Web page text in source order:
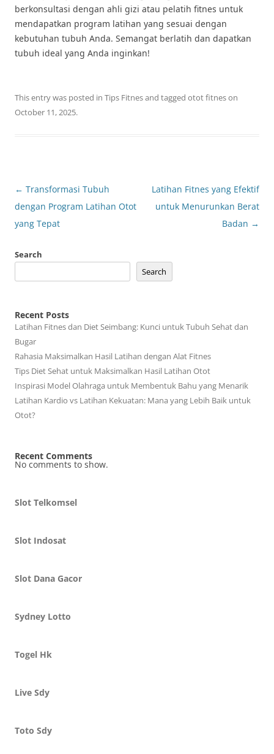
berkonsultasi dengan ahli gizi atau pelatih fitnes untuk
mendapatkan program latihan yang sesuai dengan
kebutuhan tubuh Anda. Semangat berlatih dan dapatkan
tubuh ideal yang Anda inginkan!
This entry was posted in Tips Fitnesand tagged otot fitneson
October 11, 2025.
Post
navigation
← Transformasi Tubuh
dengan Program Latihan Otot
yang Tepat
Latihan Fitnes yang Efektif
untuk Menurunkan Berat
Badan →
Search
Search
Recent Posts
Latihan Fitnes dan Diet Seimbang: Kunci untuk Tubuh Sehat dan
Bugar
Rahasia Maksimalkan Hasil Latihan dengan Alat Fitnes
Tips Diet Sehat untuk Maksimalkan Hasil Latihan Otot
Inspirasi Model Olahraga untuk Membentuk Bahu yang Menarik
Latihan Kardio vs Latihan Kekuatan: Mana yang Lebih Baik untuk
Otot?
Recent Comments
No comments to show.
Slot Telkomsel
Slot Indosat
Slot Dana Gacor
Sydney Lotto
Togel Hk
Live Sdy
Toto Sdy